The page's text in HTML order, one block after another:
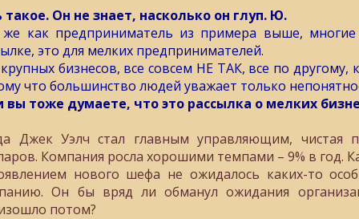
такое. Он не знает, насколько он глуп. Ю.
как предприниматель из примера выше,
это для мелких предпринимателей.
бизнесов, все совсем НЕ ТАК, все по
что большинство людей уважает только
вы тоже думаете, что это рассылка о мелких
Джек Уэлч стал главным управляющим, чистая
Компания росла хорошими темпами – 9% в год.
нового шефа не ожидалось каких-то
Он бы вряд ли обманул ожидания
потом?